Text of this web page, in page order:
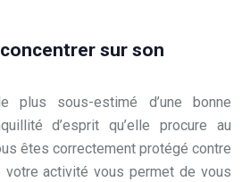
sur son
plus sous-estimé d’une bonne
d’esprit qu’elle procure au
êtes correctement protégé contre
votre activité vous permet de vous